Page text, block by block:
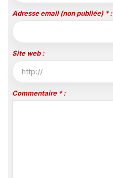
Adresse email (non publiée) * :
Site web :
Commentaire * :